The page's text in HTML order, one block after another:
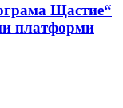
Щастие“
платформи